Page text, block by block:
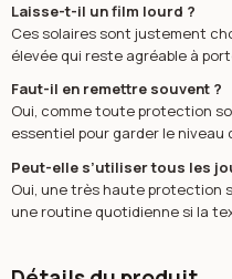
Laisse-t-il un film lourd ?
Ces solaires sont justement
élevée qui reste agréable à
Faut-il en remettre souvent ?
Oui, comme toute protection
essentiel pour garder le
Peut-elle s’utiliser tous les
Oui, une très haute protection
une routine quotidienne si la